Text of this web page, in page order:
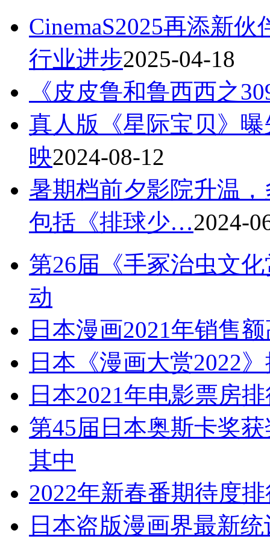
CinemaS2025再添新
行业进步2025-04-18
《皮皮鲁和鲁西西之
真人版《星际宝贝》
映2024-08-12
暑期档前夕影院升温
包括《排球少…2024-
第26届《手冢治虫文
动
日本漫画2021年销售
日本《漫画大赏2022
日本2021年电影票房
第45届日本奥斯卡奖
其中
2022年新春番期待度
日本盗版漫画界最新